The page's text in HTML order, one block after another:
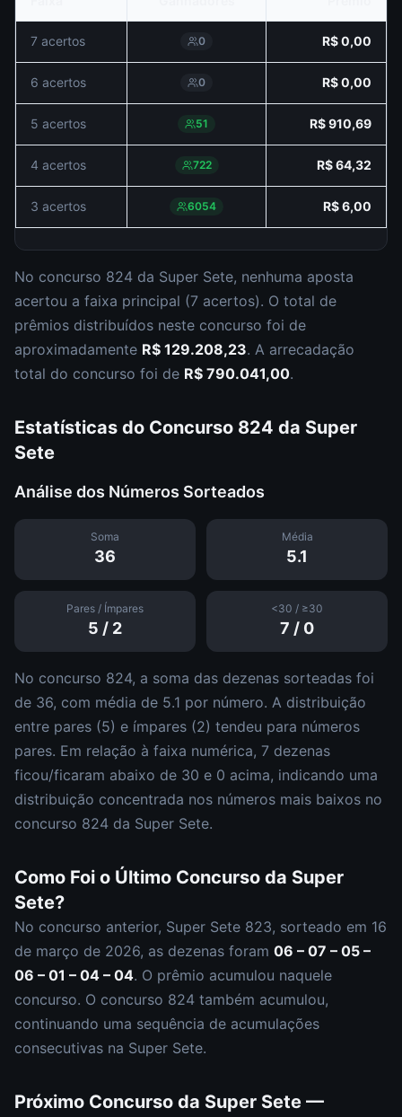
7 acertos 0 R$ 0,00
6 acertos 0 R$ 0,00
5 acertos 51 R$ 910,69
4 acertos 722 R$ 64,32
3 acertos 6054 R$ 6,00
No concurso 824 da Super Sete, nenhuma aposta
acertou a faixa principal (7 acertos). O total de
prêmios distribuídos neste concurso foi de
aproximadamente R$ 129.208,23. A arrecadação
total do concurso foi de R$ 790.041,00.
Estatísticas do Concurso 824 da Super
Sete
Análise dos Números Sorteados
Soma
36
Média
5.1
Pares / Ímpares
5 / 2
<30 / ≥30
7 / 0
No concurso 824, a soma das dezenas sorteadas foi
de 36, com média de 5.1 por número. A distribuição
entre pares (5) e ímpares (2) tendeu para números
pares. Em relação à faixa numérica, 7 dezenas
ficou/ficaram abaixo de 30 e 0 acima, indicando uma
distribuição concentrada nos números mais baixos no
concurso 824 da Super Sete.
Como Foi o Último Concurso da Super
Sete?
No concurso anterior, Super Sete 823, sorteado em 16
de março de 2026, as dezenas foram 06 – 07 – 05 –
06 – 01 – 04 – 04. O prêmio acumulou naquele
concurso. O concurso 824 também acumulou,
continuando uma sequência de acumulações
consecutivas na Super Sete.
Próximo Concurso da Super Sete —